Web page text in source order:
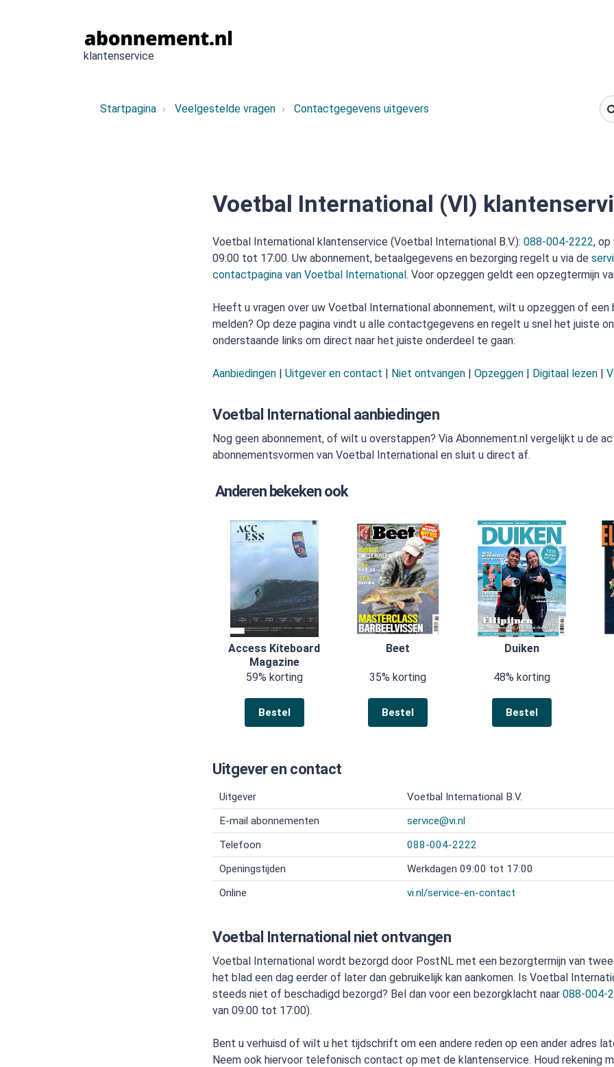
klantenservice
Startpagina Veelgestelde vragen Contactgegevens uitgevers
Voetbal International (VI)
Voetbal International klantenservice (Voetbal International B.V.):088-004-2222, op
09:00 tot 17:00. Uw abonnement, betaalgegevens en bezorging regelt u via de
contactpagina van Voetbal International. Voor opzeggen geldt een opzegtermijn
Heeft u vragen over uw Voetbal International abonnement, wilt u opzeggen of
melden? Op deze pagina vindt u alle contactgegevens en regelt u snel het juiste
onderstaande links om direct naar het juiste onderdeel te gaan:
Aanbiedingen |Uitgever en contact | Niet ontvangen |Opzeggen | Digitaal lezen |
Voetbal International aanbiedingen
Nog geen abonnement, of wilt u overstappen? Via Abonnement.nl vergelijkt u de
abonnementsvormen van Voetbal International en sluit u direct af.
Anderen bekeken ook
Access Kiteboard
Magazine
59% korting
Bestel
Beet
35% korting
Bestel
Duiken
48% korting
Bestel
Uitgever en contact
Uitgever
Voetbal International B.V.
E-mail abonnementen
service@vi.nl
Telefoon
088-004-2222
Openingstijden
Werkdagen 09:00 tot 17:00
Online
vi.nl/service-en-contact
Voetbal International niet ontvangen
Voetbal International wordt bezorgd door PostNL met een bezorgtermijn van twee
het blad een dag eerder of later dan gebruikelijk kan aankomen. Is Voetbal
steeds niet of beschadigd bezorgd? Bel dan voor een bezorgklacht naar088-004-
van 09:00 tot 17:00).
Bent u verhuisd of wilt u het tijdschrift om een andere reden op een ander adres
Neem ook hiervoor telefonisch contact op met de klantenservice. Houd rekening